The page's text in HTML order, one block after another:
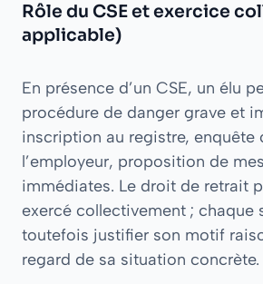
Rôle du CSE et exercice
applicable)
En présence d’un CSE, un élu
procédure de danger grave et
inscription au registre, enquête
l’employeur, proposition de
immédiates. Le droit de retrait
exercé collectivement ; chaque
toutefois justifier son motif
regard de sa situation concrète.